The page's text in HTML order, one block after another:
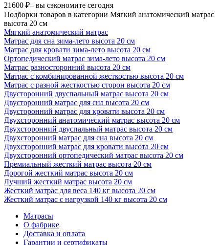
21600 ₽– вы сэкономите сегодня
Подборки товаров в категории Мягкий анатомический матрас
высота 20 см
Мягкий анатомический матрас
Матрас для сна зима-лето высота 20 см
Матрас для кровати зима-лето высота 20 см
Ортопедический матрас зима-лето высота 20 см
Матрас разносторонний высота 20 см
Матрас с комбинированной жесткостью высота 20 см
Матрас с разной жесткостью сторон высота 20 см
Двусторонний двуспальный матрас высота 20 см
Двусторонний матрас для сна высота 20 см
Двусторонний матрас для кровати высота 20 см
Двухсторонний анатомический матрас высота 20 см
Двухсторонний двуспальный матрас высота 20 см
Двухсторонний матрас для сна высота 20 см
Двухсторонний матрас для кровати высота 20 см
Двухсторонний ортопедический матрас высота 20 см
Премиальный жесткий матрас высота 20 см
Дорогой жесткий матрас высота 20 см
Лучший жесткий матрас высота 20 см
Жесткий матрас для веса 140 кг высота 20 см
Жесткий матрас с нагрузкой 140 кг высота 20 см
Матрасы
О фабрике
Доставка и оплата
Гарантии и сертификаты